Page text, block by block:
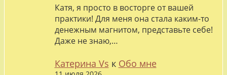
Катя, я просто в восторге от вашей
практики! Для меня она стала каким-то
денежным магнитом, представьте себе!
Даже не знаю,…
Катерина Vs к Обо мне